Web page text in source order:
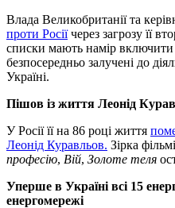
Влада Великобританії та
проти Росіїчерез загрозу її
списки мають намір
безпосередньо залучені до
Україні.
Пішов із життя Леонід
У Росії її на 86 році життя
Леонід Куравльов. Зірка
професію, Вій, Золоте теля
Уперше в Україні всі 15
енергомережі